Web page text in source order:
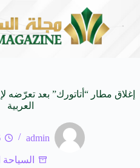
العالمية 8 أغسطس 2026
إغلاق مطار “أتاتورك” بعد تعرّضه
العربية
admin
6
السياحة